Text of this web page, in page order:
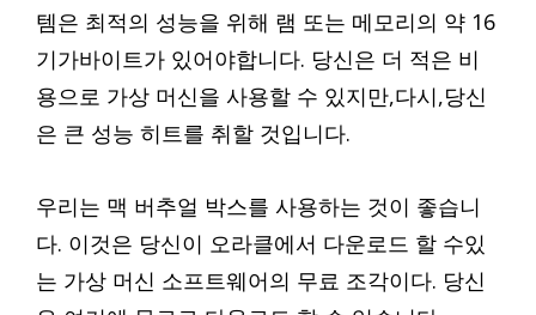
템은 최적의 성능을 위해 램 또는 메모리의 약 16
기가바이트가 있어야합니다. 당신은 더 적은 비
용으로 가상 머신을 사용할 수 있지만,다시,당신
은 큰 성능 히트를 취할 것입니다.
우리는 맥 버추얼 박스를 사용하는 것이 좋습니
다. 이것은 당신이 오라클에서 다운로드 할 수있
는 가상 머신 소프트웨어의 무료 조각이다. 당신